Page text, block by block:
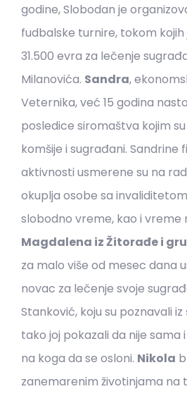
godine, Slobodan je
fudbalske turnire, tokom
31.500 evra za lečenje
Milanovića. Sandra,
Veternika, već 15 godina
posledice siromaštva kojim
komšije i sugrađani. Sandrine
aktivnosti usmerene su na
okuplja osobe sa
slobodno vreme, kao i vreme
Magdalena iz Žitorađe i
za malo više od mesec dana
novac za lečenje svoje
Stanković, koju su poznavali iz
tako joj pokazali da nije sama
na koga da se osloni. Nikola
zanemarenim životinjama na